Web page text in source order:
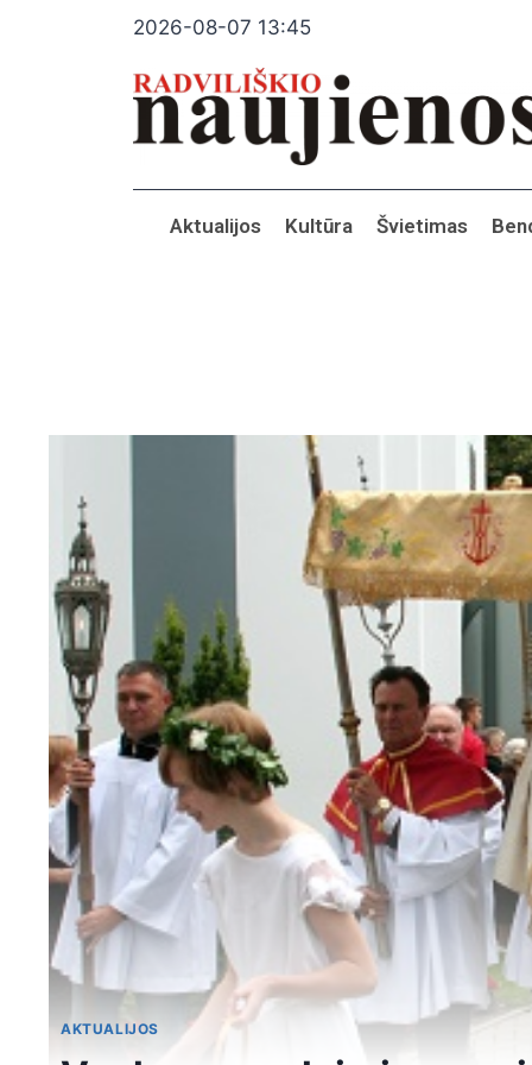
2026-08-07 13:45
Aktualijos Kultūra Švietimas
AKTUALIJOS